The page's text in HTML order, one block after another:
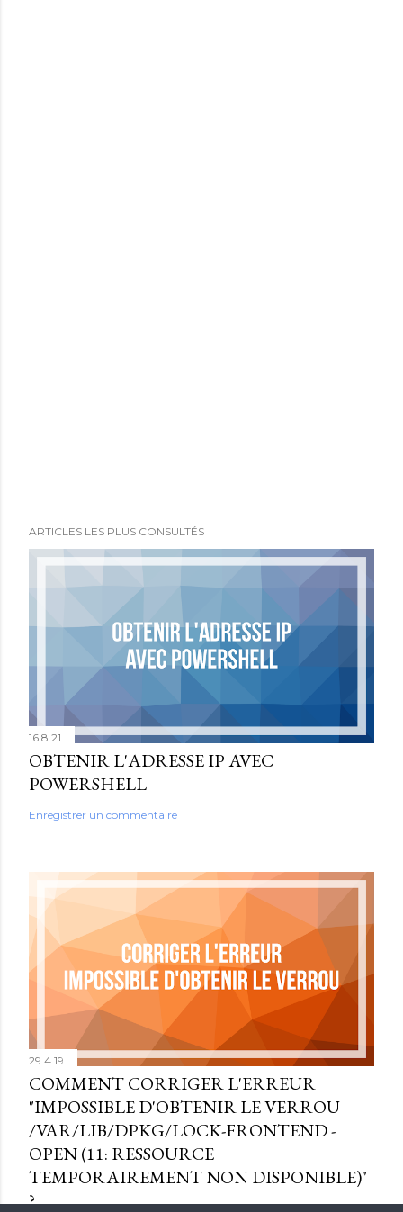
ARTICLES LES PLUS CONSULTÉS
16.8.21
OBTENIR L'ADRESSE IP AVEC
POWERSHELL
Enregistrer un commentaire
29.4.19
COMMENT CORRIGER L'ERREUR
"IMPOSSIBLE D'OBTENIR LE VERROU
/VAR/LIB/DPKG/LOCK-FRONTEND -
OPEN (11: RESSOURCE
TEMPORAIREMENT NON DISPONIBLE)"
?